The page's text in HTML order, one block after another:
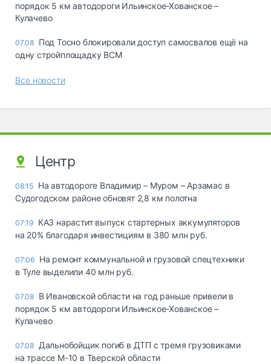
порядок 5 км автодороги Ильинское-Хованское –
Кулачево
07.08 Под Тосно блокировали доступ самосвалов ещё на
одну стройплощадку ВСМ
Все новости
Центр
08:15 На автодороге Владимир – Муром – Арзамас в
Судогодском районе обновят 2,8 км полотна
07:19 КАЗ нарастит выпуск стартерных аккумуляторов
на 20% благодаря инвестициям в 380 млн руб.
07:06 На ремонт коммунальной и грузовой спецтехники
в Туле выделили 40 млн руб.
07.08 В Ивановской области на год раньше привели в
порядок 5 км автодороги Ильинское-Хованское –
Кулачево
07.08 Дальнобойщик погиб в ДТП с тремя грузовиками
на трассе М-10 в Тверской области